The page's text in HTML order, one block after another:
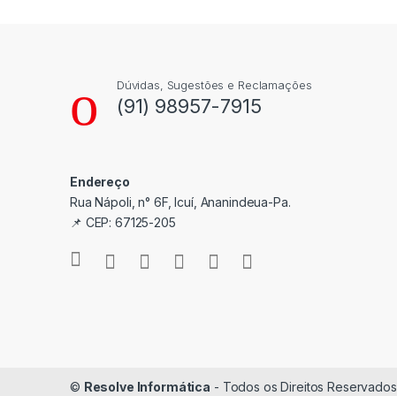
Dúvidas, Sugestões e Reclamações
(91) 98957-7915
Endereço
Rua Nápoli, n° 6F, Icuí, Ananindeua-Pa.
📌 CEP: 67125-205
© Resolve Informática - Todos os Direitos Reservados